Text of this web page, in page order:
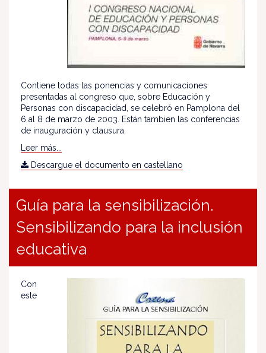
Contiene todas las ponencias y comunicaciones
presentadas al congreso que, sobre Educación y
Personas con discapacidad, se celebró en Pamplona del
6 al 8 de marzo de 2003. Están tambien las conferencias
de inauguración y clausura.
Leer más...
Descargue el documento en castellano
Guía para la sensibilización.
Sensibilizando para la inclusión
educativa
Con
este